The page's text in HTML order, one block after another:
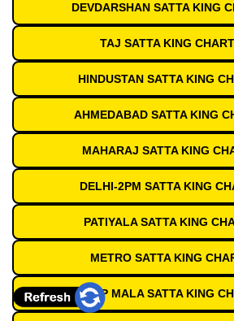
DEVDARSHAN SATTA KING
TAJ SATTA KING
HINDUSTAN SATTA KING
AHMEDABAD SATTA KING
MAHARAJ SATTA KING
DELHI-2PM SATTA KING
PATIYALA SATTA KING
METRO SATTA KING
DEEP MALA SATTA KING